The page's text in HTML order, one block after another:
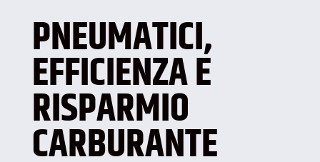
PNEUMATICI,
EFFICIENZA E
RISPARMIO
CARBURANTE